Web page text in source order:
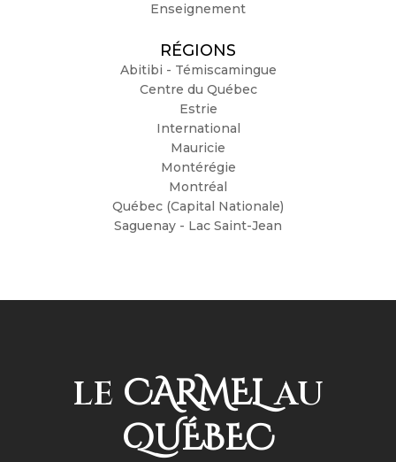
Enseignement
RÉGIONS
Abitibi - Témiscamingue
Centre du Québec
Estrie
International
Mauricie
Montérégie
Montréal
Québec (Capital Nationale)
Saguenay - Lac Saint-Jean
LE CARMELAU
QUÉBEC